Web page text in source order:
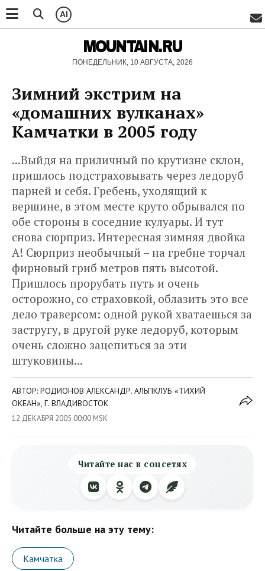
AI
MOUNTAIN.RU
ПОНЕДЕЛЬНИК, 10 АВГУСТА, 2026
Зимний экстрим на
«домашних вулканах»
Камчатки в 2005 году
...Выйдя на приличный по крутизне склон,
пришлось подстраховывать через ледоруб
парней и себя. Гребень, уходящий к
вершине, в этом месте круто обрывался по
обе стороны в соседние кулуары. И тут
снова сюрприз. Интересная зимняя двойка
А! Сюрприз необычный – на гребне торчал
фирновый гриб метров пять высотой.
Пришлось прорубать путь и очень
осторожно, со страховкой, облазить это все
дело траверсом: одной рукой хватаешься за
застругу, в другой руке ледоруб, которым
очень сложно зацепиться за эти
штуковины...
АВТОР: РОДИОНОВ АЛЕКСАНДР. АЛЬПКЛУБ «ТИХИЙ
ОКЕАН», Г. ВЛАДИВОСТОК
12 ДЕКАБРЯ 2005 00:00 MSK
Читайте нас в соцсетях
Читайте больше на эту тему:
Камчатка